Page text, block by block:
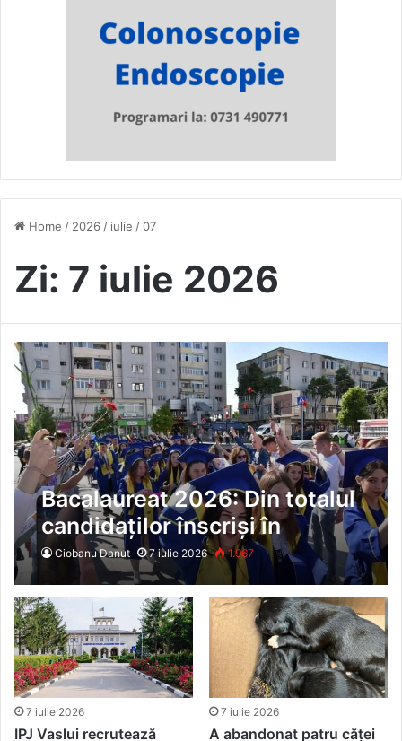
Home / 2026 / iulie /07
Zi: 7 iulie 2026
Bacalaureat 2026: Din totalul
candidaților înscriși în
județul Vaslui, au promovat
1.716, iar 723 au fost
declarați „respinși”
Ciobanu Danut 7 iulie 2026 1.967
7 iulie 2026
IPJ Vaslui recrutează
7 iulie 2026
A abandonat patru căței